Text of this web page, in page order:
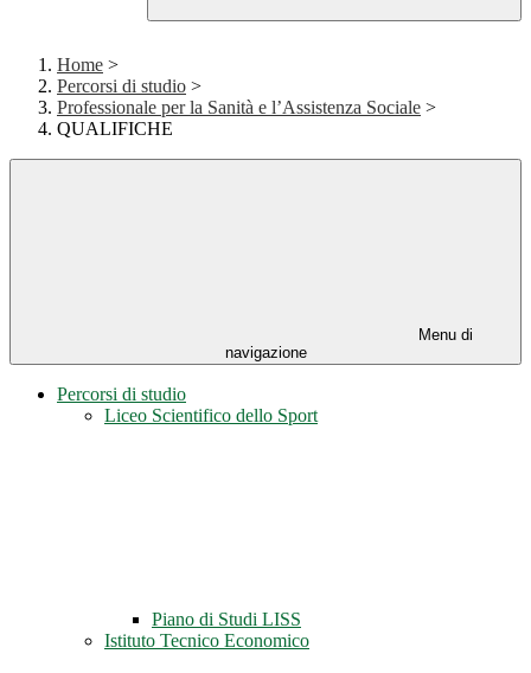
Home >
Percorsi di studio >
Professionale per la Sanità e l’Assistenza Sociale >
QUALIFICHE
Menu di
navigazione
Percorsi di studio
Liceo Scientifico dello Sport
Piano di Studi LISS
Istituto Tecnico Economico